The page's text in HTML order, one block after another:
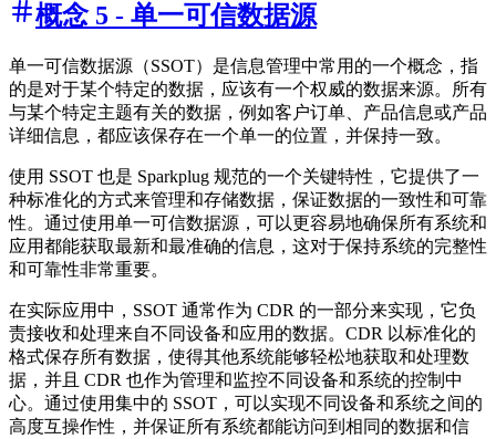
概念 5 - 单一可信数据源
单一可信数据源（SSOT）是信息管理中常用的一个概念，指
的是对于某个特定的数据，应该有一个权威的数据来源。所有
与某个特定主题有关的数据，例如客户订单、产品信息或产品
详细信息，都应该保存在一个单一的位置，并保持一致。
使用 SSOT 也是 Sparkplug 规范的一个关键特性，它提供了一
种标准化的方式来管理和存储数据，保证数据的一致性和可靠
性。通过使用单一可信数据源，可以更容易地确保所有系统和
应用都能获取最新和最准确的信息，这对于保持系统的完整性
和可靠性非常重要。
在实际应用中，SSOT 通常作为 CDR 的一部分来实现，它负
责接收和处理来自不同设备和应用的数据。CDR 以标准化的
格式保存所有数据，使得其他系统能够轻松地获取和处理数
据，并且 CDR 也作为管理和监控不同设备和系统的控制中
心。通过使用集中的 SSOT，可以实现不同设备和系统之间的
高度互操作性，并保证所有系统都能访问到相同的数据和信